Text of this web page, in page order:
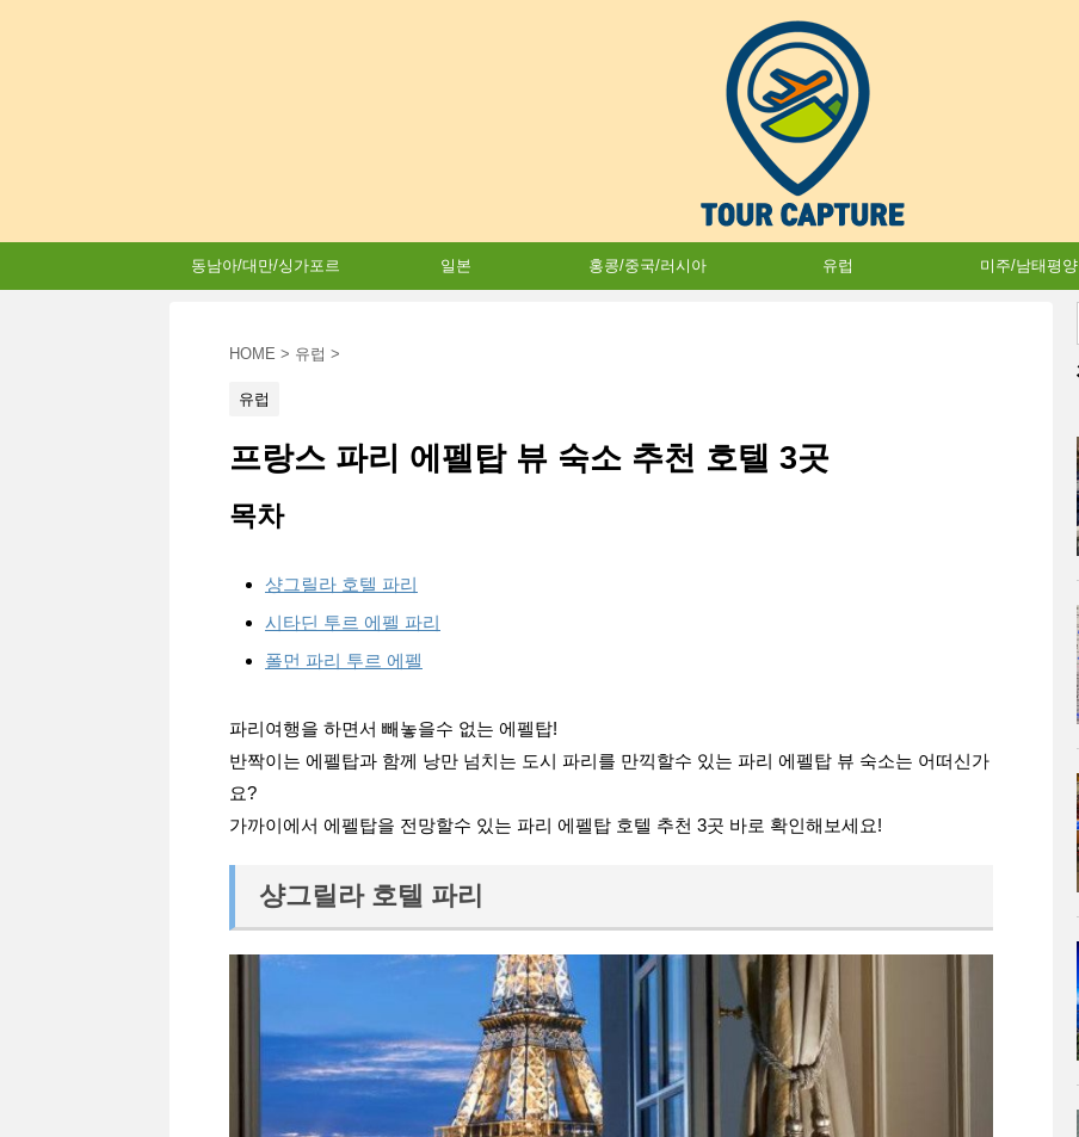
동남아/대만/싱가포르 일본 홍콩/중국/러시아 유럽 미주/남태평양
HOME > 유럽 >
유럽
프랑스 파리 에펠탑 뷰 숙소 추천 호텔 3곳
목차
샹그릴라 호텔 파리
시타딘 투르 에펠 파리
폴먼 파리 투르 에펠
파리여행을 하면서 빼놓을수 없는 에펠탑!
반짝이는 에펠탑과 함께 낭만 넘치는 도시 파리를 만끽할수 있는 파리 에펠탑 뷰 숙소는 어떠신가
요?
가까이에서 에펠탑을 전망할수 있는 파리 에펠탑 호텔 추천 3곳 바로 확인해보세요!
샹그릴라 호텔 파리